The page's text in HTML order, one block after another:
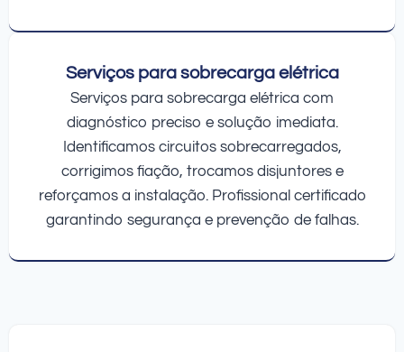
Serviços para sobrecarga elétrica
Serviços para sobrecarga elétrica com
diagnóstico preciso e solução imediata.
Identificamos circuitos sobrecarregados,
corrigimos fiação, trocamos disjuntores e
reforçamos a instalação. Profissional certificado
garantindo segurança e prevenção de falhas.